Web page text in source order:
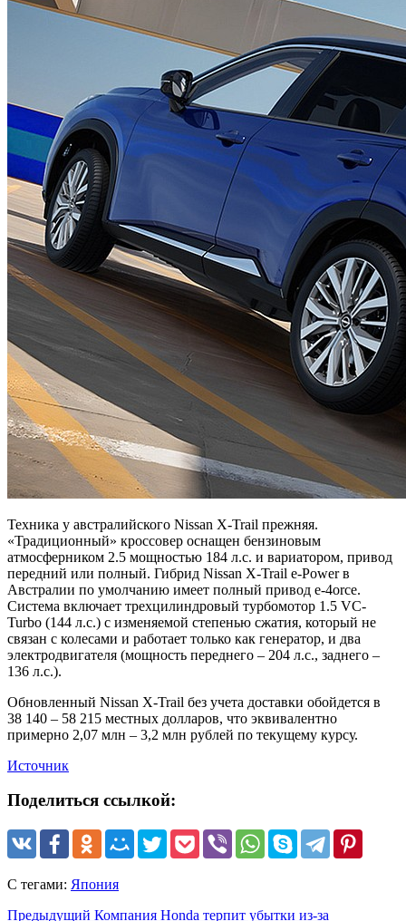
Техника у австралийского Nissan X-Trail прежняя.
«Традиционный» кроссовер оснащен бензиновым
атмосферником 2.5 мощностью 184 л.с. и вариатором, привод
передний или полный. Гибрид Nissan X-Trail e-Power в
Австралии по умолчанию имеет полный привод e-4orce.
Система включает трехцилиндровый турбомотор 1.5 VC-
Turbo (144 л.с.) с изменяемой степенью сжатия, который не
связан с колесами и работает только как генератор, и два
электродвигателя (мощность переднего – 204 л.с., заднего –
136 л.с.).
Обновленный Nissan X-Trail без учета доставки обойдется в
38 140 – 58 215 местных долларов, что эквивалентно
примерно 2,07 млн – 3,2 млн рублей по текущему курсу.
Источник
Поделиться ссылкой:
С тегами: Япония
Предыдущий Компания Honda терпит убытки из-за